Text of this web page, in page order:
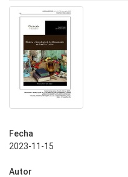
Fecha
2023-11-15
Autor